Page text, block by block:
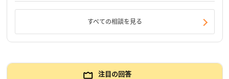
すべての相談を見る
注目の回答